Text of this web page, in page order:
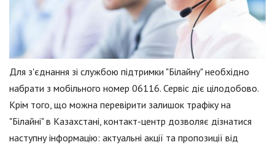
Для з'єднання зі службою підтримки "Білайну" необхідно
набрати з мобільного номер 06116. Сервіс діє цілодобово.
Крім того, що можна перевірити залишок трафіку на
"Білайні" в Казахстані, контакт-центр дозволяє дізнатися
наступну інформацію: актуальні акції та пропозиції від